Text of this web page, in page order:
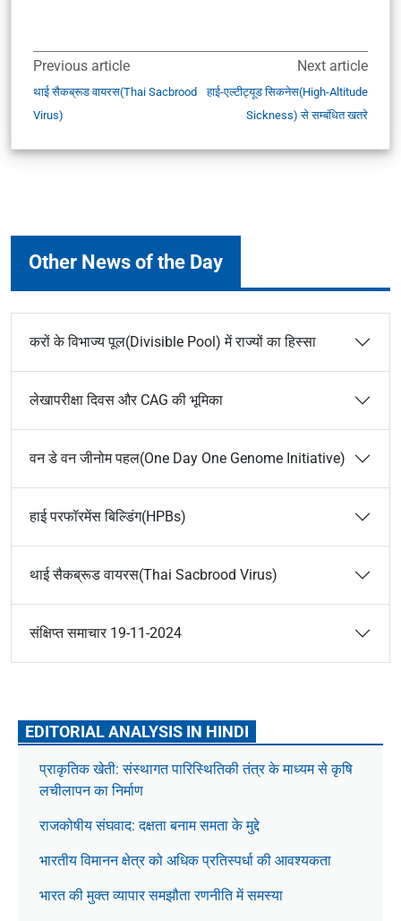
Previous article
थाई सैकब्रूड वायरस(Thai Sacbrood
Virus)
Next article
हाई-एल्टीट्यूड सिकनेस(High-Altitude
Sickness) से सम्बंधित खतरे
Other News of the Day
करों के विभाज्य पूल(Divisible Pool) में राज्यों का हिस्सा
लेखापरीक्षा दिवस और CAG की भूमिका
वन डे वन जीनोम पहल(One Day One Genome Initiative)
हाई परफॉरमेंस बिल्डिंग(HPBs)
थाई सैकब्रूड वायरस(Thai Sacbrood Virus)
संक्षिप्त समाचार 19-11-2024
EDITORIAL ANALYSIS IN HINDI
प्राकृतिक खेती: संस्थागत पारिस्थितिकी तंत्र के माध्यम से कृषि
लचीलापन का निर्माण
राजकोषीय संघवाद: दक्षता बनाम समता के मुद्दे
भारतीय विमानन क्षेत्र को अधिक प्रतिस्पर्धा की आवश्यकता
भारत की मुक्त व्यापार समझौता रणनीति में समस्या